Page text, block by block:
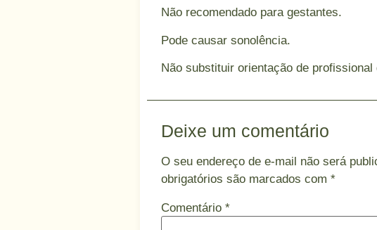
Não recomendado para gestantes.
Pode causar sonolência.
Não substituir orientação de profissional
Deixe um comentário
O seu endereço de e-mail não será
obrigatórios são marcados com *
Comentário *